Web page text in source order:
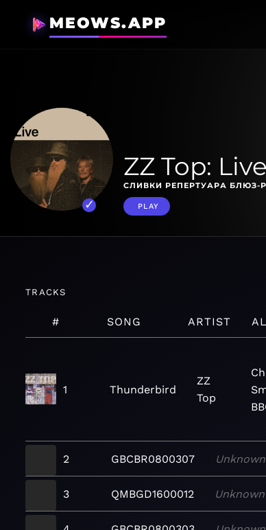
MEOWS.APP
ZZ Top: Live
СЛИВКИ РЕПЕРТУАРА
PLAY
TRACKS
# SONG ARTIST
1 Thunderbird
ZZ
Top
2 GBCBR0800307 Unknown
3 QMBGD1600012 Unknown